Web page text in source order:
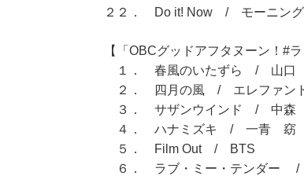
２２． Do it! Now / モーニング
【「OBCグッドアフタヌーン！#
１． 春風のいたずら / 山口
２． 四月の風 / エレファント
３． サザンウインド / 中森
４． ハナミズキ / 一青 窈
５． Film Out / BTS
６． ラブ・ミー・テンダー